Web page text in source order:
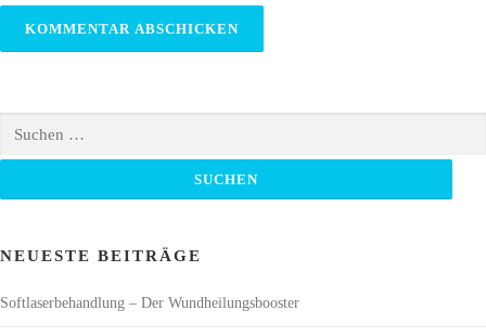
nach:
NEUESTE BEITRÄGE
Softlaserbehandlung – Der Wundheilungsbooster